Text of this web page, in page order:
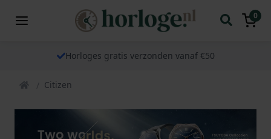
0
Horloges gratis verzonden vanaf €50
Citizen